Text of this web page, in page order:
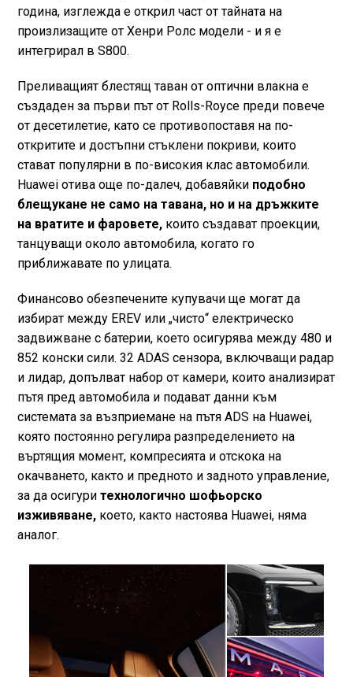
година, изглежда е открил част от тайната на
произлизащите от Хенри Ролс модели - и я е
интегрирал в S800.
Преливащият блестящ таван от оптични влакна е
създаден за първи път от Rolls-Royce преди повече
от десетилетие, като се противопоставя на по-
откритите и достъпни стъклени покриви, които
стават популярни в по-високия клас автомобили.
Huawei отива още по-далеч, добавяйки подобно
блещукане не само на тавана, но и на дръжките
на вратите и фаровете,които създават проекции,
танцуващи около автомобила, когато го
приближавате по улицата.
Финансово обезпечените купувачи ще могат да
избират между EREV или „чисто“ електрическо
задвижване с батерии, което осигурява между 480 и
852 конски сили. 32 ADAS сензора, включващи радар
и лидар, допълват набор от камери, които анализират
пътя пред автомобила и подават данни към
системата за възприемане на пътя ADS на Huawei,
която постоянно регулира разпределението на
въртящия момент, компресията и отскока на
окачването, както и предното и задното управление,
за да осигуритехнологично шофьорско
изживяване,което, както настоява Huawei, няма
аналог.